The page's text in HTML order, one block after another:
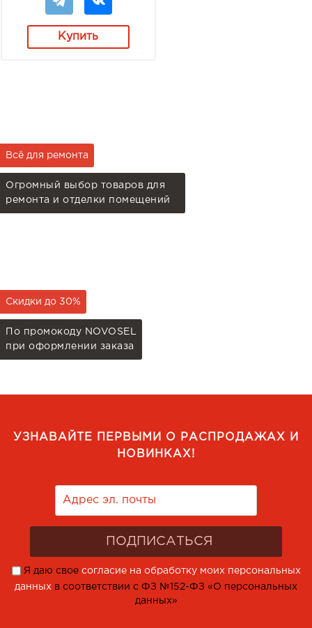
Купить
Всё для ремонта
Огромный выбор товаров для
ремонта и отделки помещений
Скидки до 30%
По промокоду NOVOSEL
при оформлении заказа
УЗНАВАЙТЕ ПЕРВЫМИ О РАСПРОДАЖАХ И
НОВИНКАХ!
Я даю свое согласие на обработку моих персональных
данных в соответствии с ФЗ №152-ФЗ «О персональных
данных»